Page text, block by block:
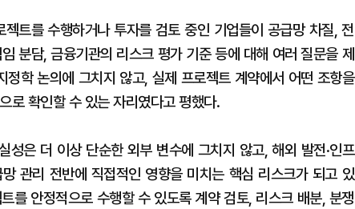
트를 수행하거나 투자를 검토 중인 기업들이 공급망 차질, 전
분담, 금융기관의 리스크 평가 기준 등에 대해 여러 질문을 제
학 논의에 그치지 않고, 실제 프로젝트 계약에서 어떤 조항을
로 확인할 수 있는 자리였다고 평했다.
성은 더 이상 단순한 외부 변수에 그치지 않고, 해외 발전·인프
관리 전반에 직접적인 영향을 미치는 핵심 리스크가 되고 있
를 안정적으로 수행할 수 있도록 계약 검토, 리스크 배분, 분쟁